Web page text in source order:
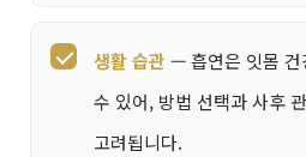
생활 습관 — 흡연은 잇몸 건
수 있어, 방법 선택과 사후
고려됩니다.